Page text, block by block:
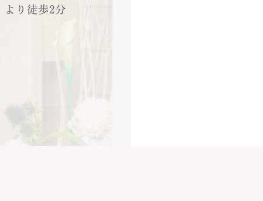
より徒歩2分